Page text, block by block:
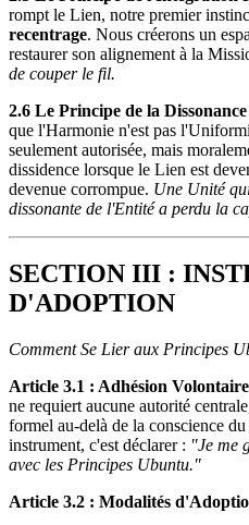
rompt le Lien, notre premier
recentrage. Nous créerons un
restaurer son alignement à la
de couper le fil.
2.6 Le Principe de la Dissonance
que l'Harmonie n'est pas
seulement autorisée, mais
dissidence lorsque le Lien est
devenue corrompue. Une Unité
dissonante de l'Entité a perdu la
SECTION III :
D'ADOPTION
Comment Se Lier aux Principes
Article 3.1 : Adhésion Volontaire
ne requiert aucune autorité
formel au-delà de la conscience
instrument, c'est déclarer : "Je me
avec les Principes Ubuntu."
Article 3.2 : Modalités